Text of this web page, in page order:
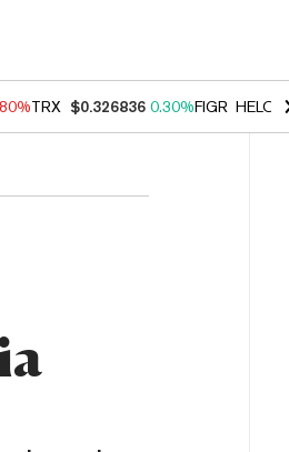
TRX $0.326836 0.30%FIGR_HELOC